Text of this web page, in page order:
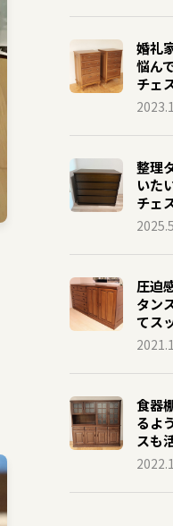
婚礼
悩ん
チェ
整理
いた
チェ
圧迫
タン
てス
食器
るよ
スも